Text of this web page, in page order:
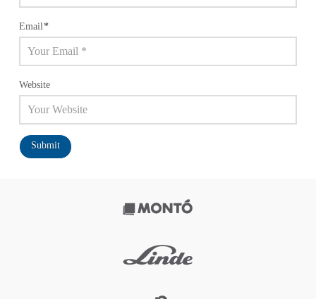
Email*
Website